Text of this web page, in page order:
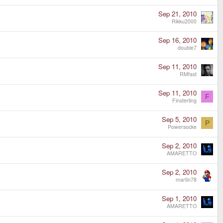
Sep 21, 2010
Rikku2000
Sep 16, 2010
double7
Sep 11, 2010
RMfast
Sep 11, 2010
Finsterling F
Sep 5, 2010
Powersocke P
Sep 2, 2010
AMARETTO
Sep 2, 2010
martin78
Sep 1, 2010
AMARETTO